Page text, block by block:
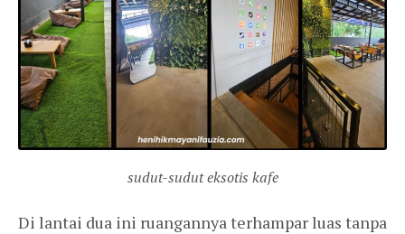
sudut-sudut eksotis kafe
Di lantai dua ini ruangannya terhampar luas tanpa